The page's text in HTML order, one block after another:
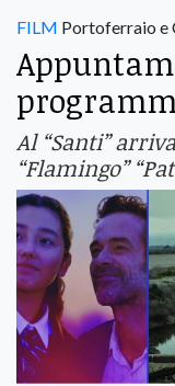
FILM Portoferraio e
Al “Santi”
“Flamingo”